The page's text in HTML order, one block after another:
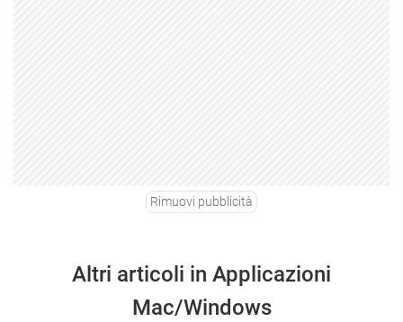
Rimuovi pubblicità
Altri articoli in Applicazioni
Mac/Windows